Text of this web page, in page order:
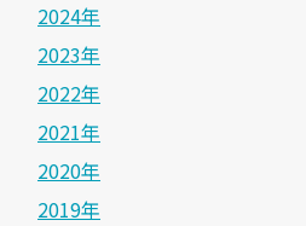
2024年
2023年
2022年
2021年
2020年
2019年